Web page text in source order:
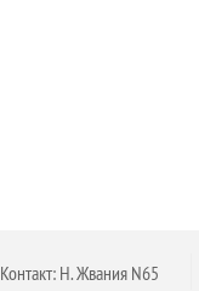
Контакт: Н. Жвания N65